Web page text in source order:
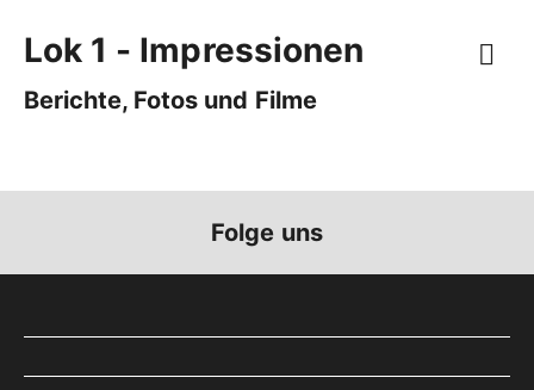
Lok 1 - Impressionen
Berichte, Fotos und Filme
Folge uns